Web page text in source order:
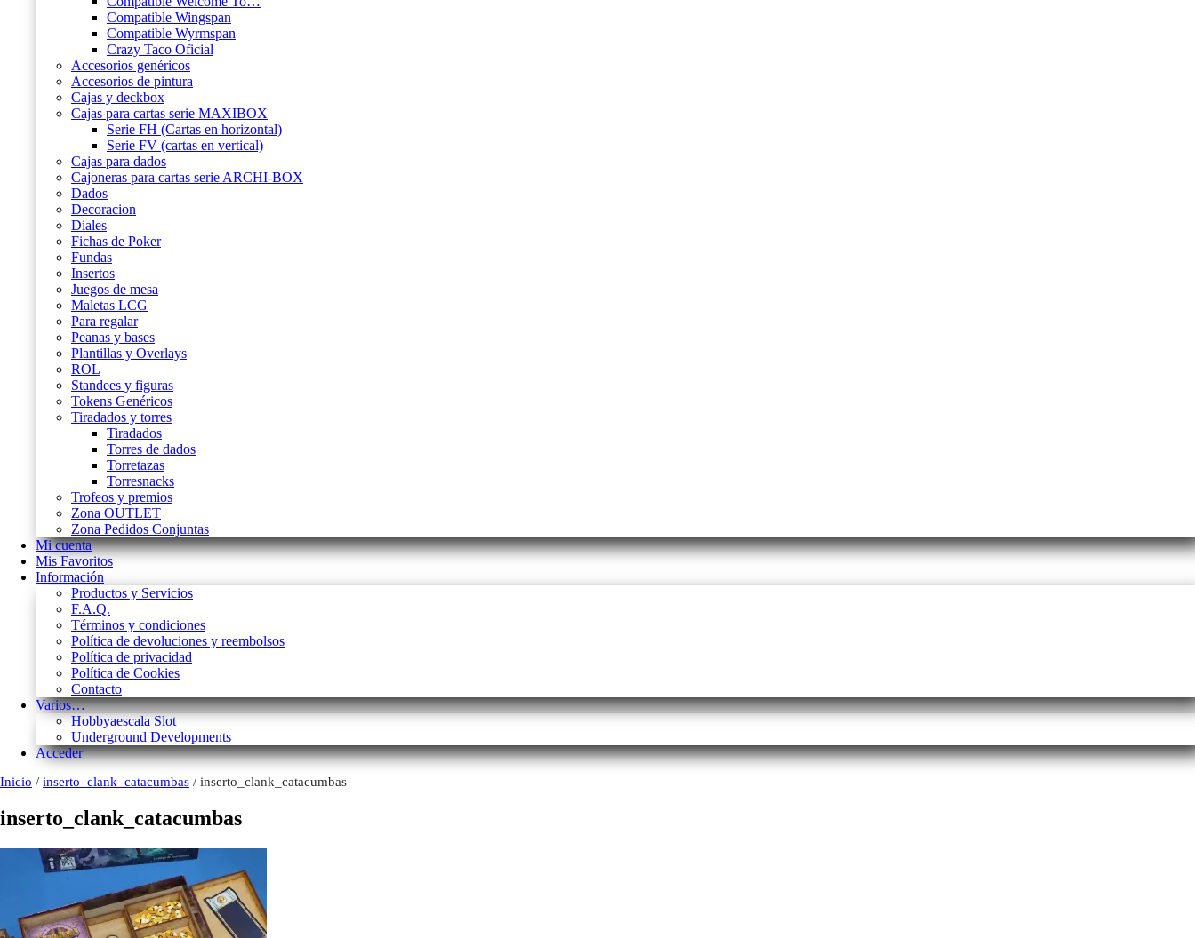
Compatible Wingspan
Compatible Wyrmspan
Crazy Taco Oficial
Accesorios genéricos
Accesorios de pintura
Cajas y deckbox
Cajas para cartas serie MAXIBOX
Serie FH (Cartas en horizontal)
Serie FV (cartas en vertical)
Cajas para dados
Cajoneras para cartas serie ARCHI-BOX
Dados
Decoracion
Diales
Fichas de Poker
Fundas
Insertos
Juegos de mesa
Maletas LCG
Para regalar
Peanas y bases
Plantillas y Overlays
ROL
Standees y figuras
Tokens Genéricos
Tiradados y torres
Tiradados
Torres de dados
Torretazas
Torresnacks
Trofeos y premios
Zona OUTLET
Zona Pedidos Conjuntas
Mi cuenta
Mis Favoritos
Información
Productos y Servicios
F.A.Q.
Términos y condiciones
Política de devoluciones y reembolsos
Política de privacidad
Política de Cookies
Contacto
Varios…
Hobbyaescala Slot
Underground Developments
Acceder
Inicio / inserto_clank_catacumbas / inserto_clank_catacumbas
inserto_clank_catacumbas